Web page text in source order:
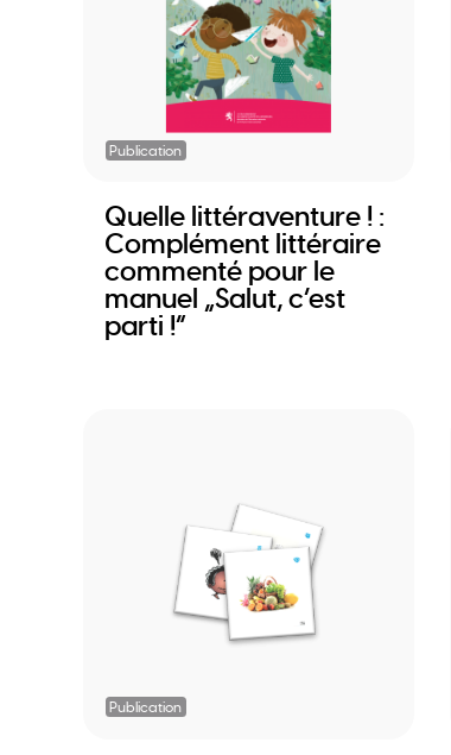
Publication
Quelle littéraventure ! :
Complément littéraire
commenté pour le
manuel „Salut, c’est
parti !“
Publication